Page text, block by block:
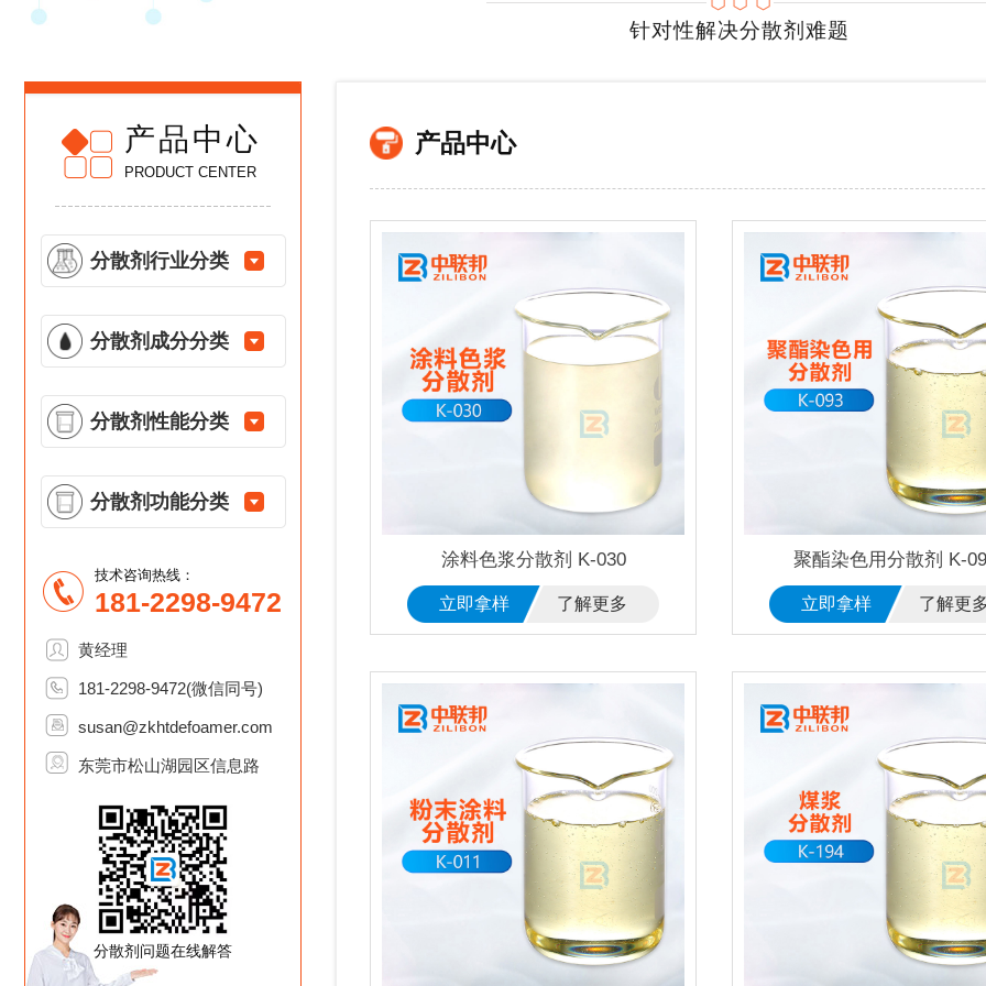
针对性解决分散剂难题
产品中心
PRODUCT CENTER
分散剂行业分类
分散剂成分分类
分散剂性能分类
分散剂功能分类
技术咨询热线：
181-2298-9472
黄经理
181-2298-9472(微信同号)
susan@zkhtdefoamer.com
东莞市松山湖园区信息路
分散剂问题在线解答
产品中心
涂料色浆分散剂 K-030
立即拿样 了解更多
聚酯染色用分散剂 K-
立即拿样 了解更